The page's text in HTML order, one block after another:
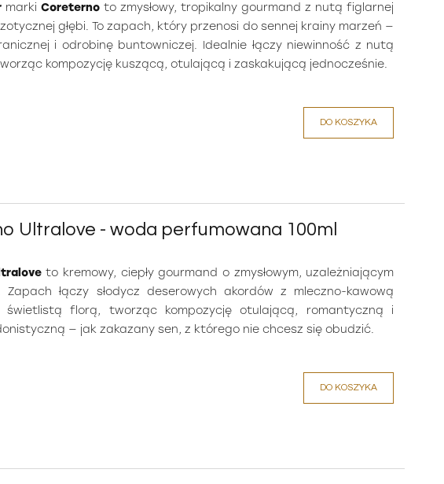
markiCoreterno to zmysłowy, tropikalny gourmand z nutą figlarnej
głębi. To zapach, który przenosi do sennej krainy marzeń —
i odrobinę buntowniczej. Idealnie łączy niewinność z nutą
kompozycję kuszącą, otulającą i zaskakującą jednocześnie.
DO KOSZYKA
Ultralove - woda perfumowana 100ml
to kremowy, ciepły gourmand o zmysłowym, uzależniającym
Zapach łączy słodycz deserowych akordów z mleczno-kawową
świetlistą florą, tworząc kompozycję otulającą, romantyczną i
— jak zakazany sen, z którego nie chcesz się obudzić.
DO KOSZYKA